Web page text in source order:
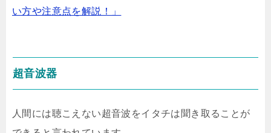
い方や注意点を解説！」
超音波器
人間には聴こえない超音波をイタチは聞き取ることが